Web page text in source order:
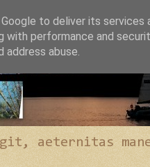
aeternitas
to deliver its services
with performance and
abuse.